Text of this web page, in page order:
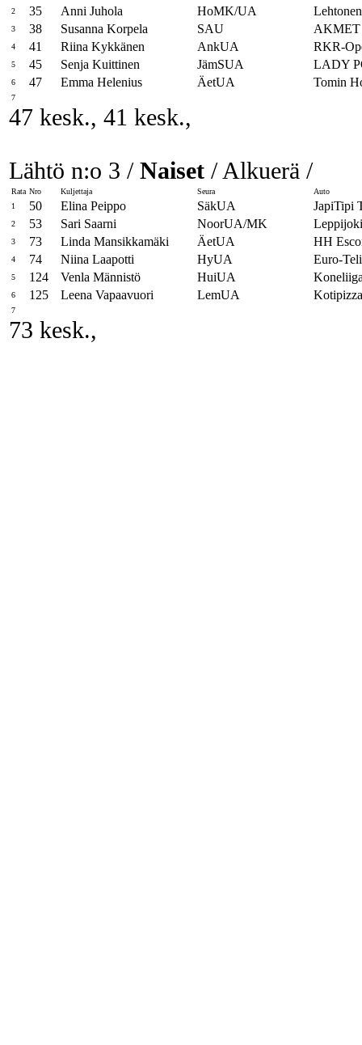
2 35 Anni Juhola HoMK/UA
3 38 Susanna Korpela SAU AKMET
4 41 Riina Kykkänen AnkUA RKR-
5 45 Senja Kuittinen JämSUA LADY
6 47 Emma Helenius ÄetUA Tomin
7
47 kesk., 41 kesk.,
Lähtö n:o 3 / Naiset / Alkuerä /
Rata Nro Kuljettaja Seura
Auto
1
50 Elina Peippo SäkUA JapiTipi
2 53 Sari Saarni NoorUA/MK
3 73 Linda Mansikkamäki ÄetUA HH
4 74 Niina Laapotti HyUA Euro-
5 124 Venla Männistö HuiUA
6 125 Leena Vapaavuori LemUA
7
73 kesk.,